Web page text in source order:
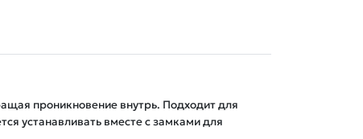
проникновение внутрь. Подходит для
устанавливать вместе с замками для